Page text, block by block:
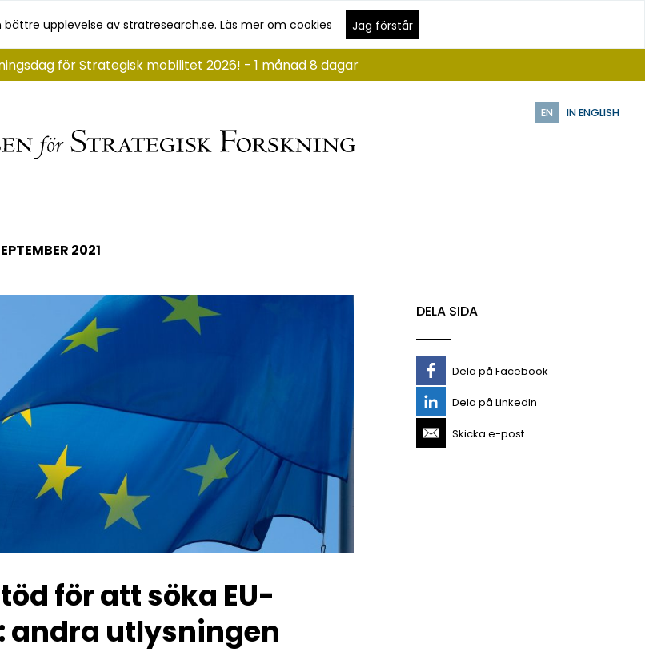
upplevelse av stratresearch.se.Läs mer om cookies Jag förstår
EN IN ENGLISH
för Strategisk mobilitet 2026! - 1 månad 8 dagar
2021
för att söka EU-
andra utlysningen
DELA SIDA
Dela på Facebook
Dela på LinkedIn
Skicka e-post